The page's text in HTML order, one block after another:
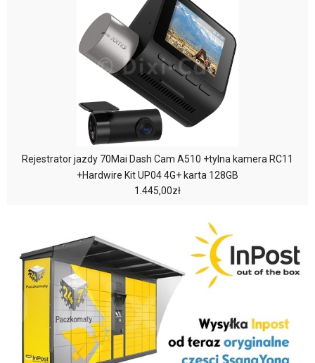
Rejestrator jazdy 70Mai Dash Cam A510 +tylna kamera RC11
+Hardwire Kit UP04 4G+ karta 128GB
1.445,00zł